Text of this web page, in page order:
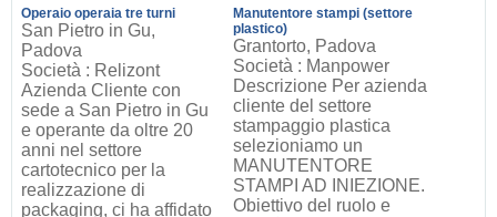
Operaio operaia tre turni
San Pietro in Gu,
Padova
Società : Relizont
Azienda Cliente con
sede a San Pietro in Gu
e operante da oltre 20
anni nel settore
cartotecnico per la
realizzazione di
packaging, ci ha affidato
Manutentore stampi (settore
plastico)
Grantorto, Padova
Società : Manpower
Descrizione Per azienda
cliente del settore
stampaggio plastica
selezioniamo un
MANUTENTORE
STAMPI AD INIEZIONE.
Obiettivo del ruolo e